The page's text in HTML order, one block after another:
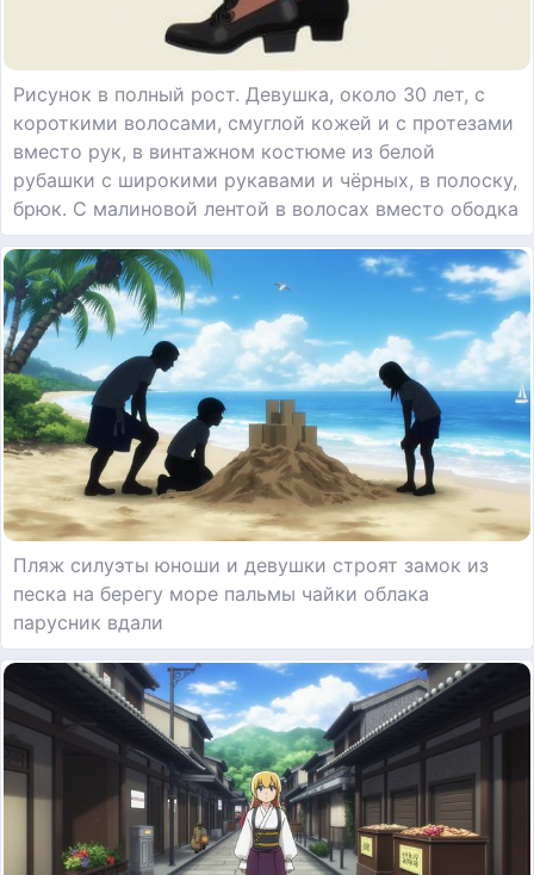
Рисунок в полный рост. Девушка, около 30 лет, с
короткими волосами, смуглой кожей и с протезами
вместо рук, в винтажном костюме из белой
рубашки с широкими рукавами и чёрных, в полоску,
брюк. С малиновой лентой в волосах вместо ободка
Пляж силуэты юноши и девушки строят замок из
песка на берегу море пальмы чайки облака
парусник вдали